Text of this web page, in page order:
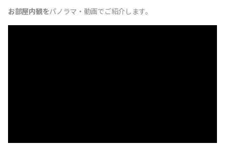
お部屋内観をパノラマ・動画でご紹介します。